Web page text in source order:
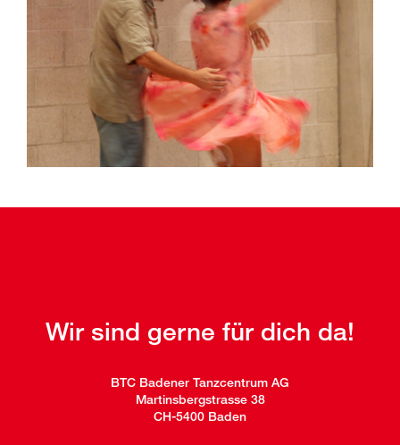
Wir sind gerne für dich da!
BTC Badener Tanzcentrum AG
Martinsbergstrasse 38
CH-5400 Baden